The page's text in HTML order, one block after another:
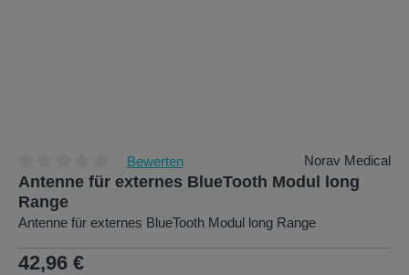
Durchschnittliche Bewertung von 0 von 5 Sternen
Bewerten Norav Medical
Antenne für externes BlueTooth Modul long
Range
Antenne für externes BlueTooth Modul long Range
Regulärer Preis:
42,96 €